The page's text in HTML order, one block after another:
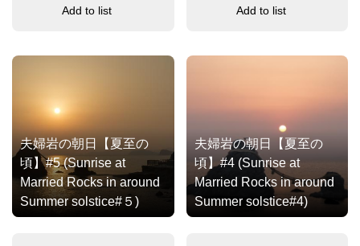
Add to list
Add to list
夫婦岩の朝日【夏至の
頃】#5 (Sunrise at
Married Rocks in around
Summer solstice#５)
夫婦岩の朝日【夏至の
頃】#4 (Sunrise at
Married Rocks in around
Summer solstice#4)